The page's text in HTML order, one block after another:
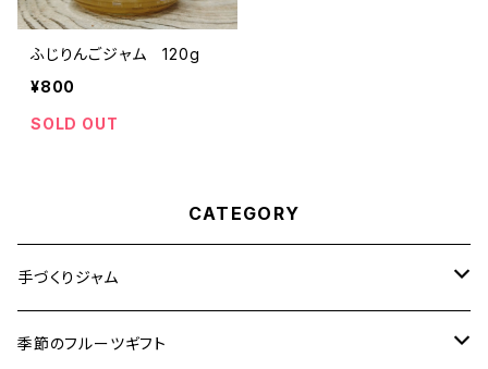
ふじりんごジャム 120g
¥800
SOLD OUT
CATEGORY
手づくりジャム
ジャム箱入りセット
季節のフルーツギフト